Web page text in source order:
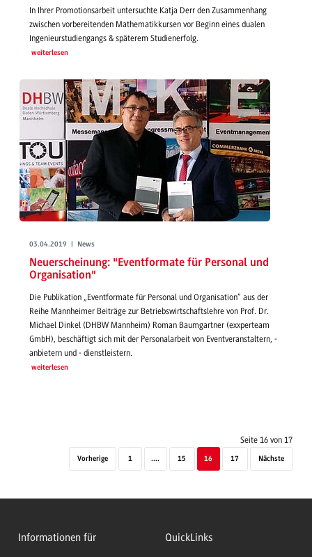
In Ihrer Promotionsarbeit untersuchte Katja Derr den Zusammenhang
zwischen vorbereitenden Mathematikkursen vor Beginn eines dualen
Ingenieurstudiengangs & späterem Studienerfolg.
weiterlesen
03.04.2019 | News
Neuerscheinung: "Eventformate für Personal und
Organisation"
Die Publikation „Eventformate für Personal und Organisation“ aus der
Reihe Mannheimer Beiträge zur Betriebswirtschaftslehre von Prof. Dr.
Michael Dinkel (DHBW Mannheim) Roman Baumgartner (exxperteam
GmbH), beschäftigt sich mit der Personalarbeit von Eventveranstaltern, -
anbietern und - dienstleistern.
weiterlesen
Seite 16 von 17
Vorherige 1 .... 15 16 17 Nächste
Informationen für QuickLinks